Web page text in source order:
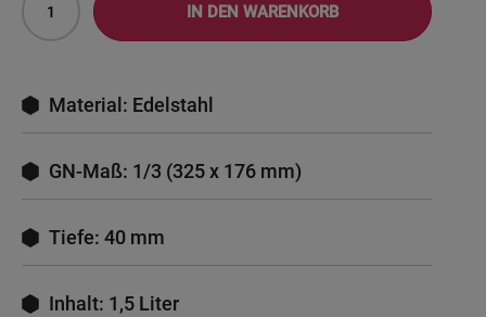
IN DEN WARENKORB
Material: Edelstahl
GN-Maß: 1/3 (325 x 176 mm)
Tiefe: 40 mm
Inhalt: 1,5 Liter